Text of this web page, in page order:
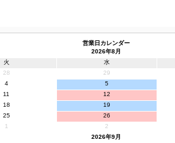
営業日カレンダー
2026年8月
火 水
28 29
4 5
11 12
18 19
25 26
1 2
2026年9月